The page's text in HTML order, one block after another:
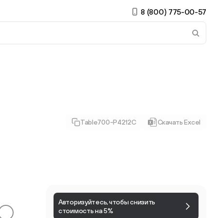
8 (800) 775-00-57
Table700-P4212C Скачать Excel
Авторизуйтесь, чтобы снизить
стоимость на 5%